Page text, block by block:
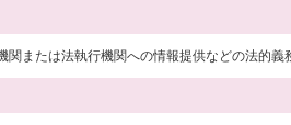
関または法執行機関への情報提供などの法的